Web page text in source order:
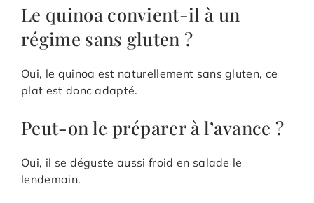
Le quinoa convient-il à un
régime sans gluten ?
Oui, le quinoa est naturellement sans gluten, ce
plat est donc adapté.
Peut-on le préparer à l’avance ?
Oui, il se déguste aussi froid en salade le
lendemain.